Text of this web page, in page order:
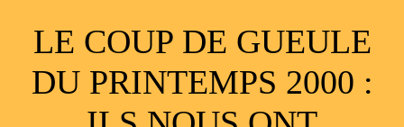
LE COUP DE GUEULE
DU PRINTEMPS 2000 :